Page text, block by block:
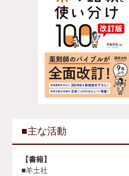
■主な活動
【書籍】
■羊土社